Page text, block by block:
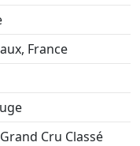
France
Cru Classé